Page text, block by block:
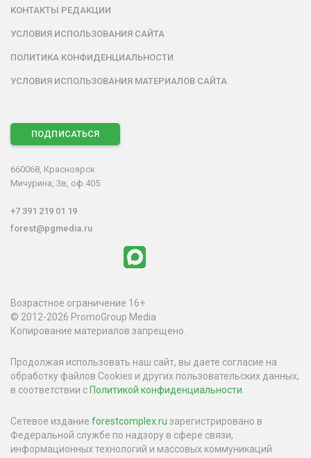
КОНТАКТЫ РЕДАКЦИИ
УСЛОВИЯ ИСПОЛЬЗОВАНИЯ САЙТА
ПОЛИТИКА КОНФИДЕНЦИАЛЬНОСТИ
УСЛОВИЯ ИСПОЛЬЗОВАНИЯ МАТЕРИАЛОВ САЙТА
ПОДПИСАТЬСЯ
660068, Красноярск
Мичурина, 3в, оф.405
+7 391 219 01 19
forest@pgmedia.ru
Возрастное ограничение 16+
© 2012-2026 PromoGroup Media
Копирование материалов запрещено.
Продолжая использовать наш сайт, вы даете согласие на
обработку файлов Cookies и других пользовательских данных,
в соответствии сПолитикой конфиденциальности
Сетевое издание forestcomplex.ru зарегистрировано в
Федеральной службе по надзору в сфере связи,
информационных технологий и массовых коммуникаций